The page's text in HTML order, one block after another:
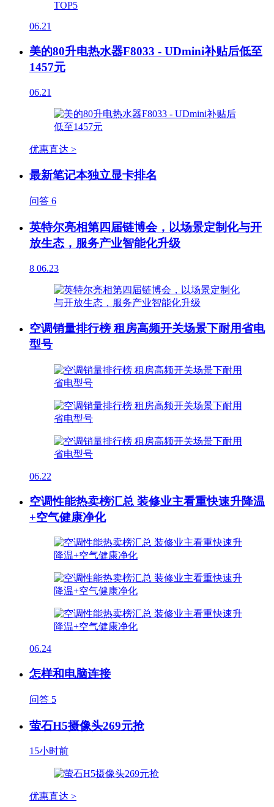
06.21
美的80升电热水器F8033 - UDmini补贴后低至
1457元
06.21
优惠直达 >
最新笔记本独立显卡排名
问答 6
英特尔亮相第四届链博会，以场景定制化与开
放生态，服务产业智能化升级
8 06.23
空调销量排行榜 租房高频开关场景下耐用省电
型号
06.22
空调性能热卖榜汇总 装修业主看重快速升降温
+空气健康净化
06.24
怎样和电脑连接
问答 5
萤石H5摄像头269元抢
15小时前
优惠直达 >